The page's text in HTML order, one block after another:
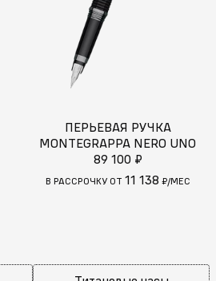
ПЕРЬЕВАЯ РУЧКА
MONTEGRAPPA NERO UNO
89 100 ₽
В РАССРОЧКУ ОТ 11 138 ₽/МЕС